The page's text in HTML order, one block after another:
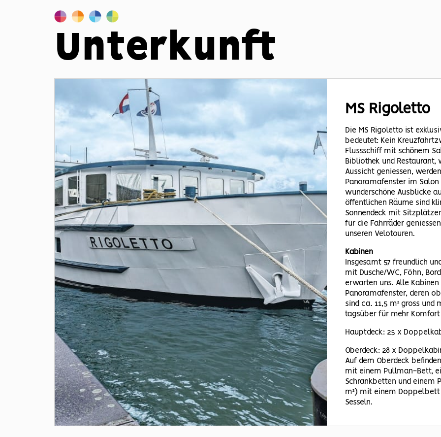
Unterkunft
MS Rigoletto
Die MS Rigoletto ist
bedeutet: Kein
Flussschiff mit schönem
Bibliothek und
Aussicht geniessen,
Panoramafenster im
wunderschöne Ausblicke
öffentlichen Räume sind
Sonnendeck mit
für die Fahrräder
unseren Velotouren.
Kabinen
Insgesamt 57 freundlich
mit Dusche/WC, Föhn,
erwarten uns. Alle
Panoramafenster, deren
sind ca. 11,5 m² gross
tagsüber für mehr
Hauptdeck: 25 x
Oberdeck: 28 x
Auf dem Oberdeck
mit einem Pullman-Bett,
Schrankbetten und einem
m²) mit einem
Sesseln.